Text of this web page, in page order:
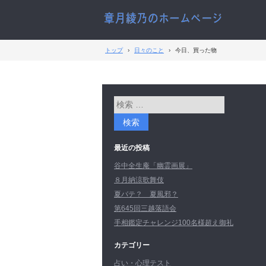
トップ › 日々のこと › 今日、買った物
最近の投稿
谷中全生庵「幽霊画展」
８月納涼歌舞伎
夏バテ？ 夏風邪？
第645回三越落語会
手相鑑定チャレンジ100名様超え御礼
カテゴリー
占い・心理テスト